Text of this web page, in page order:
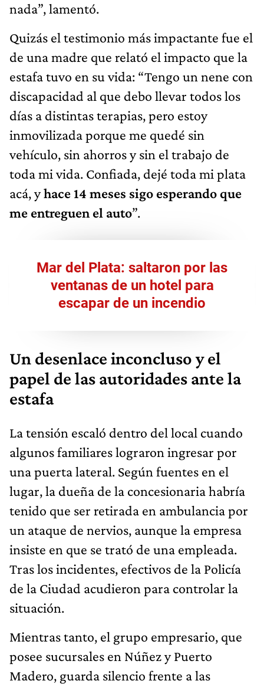
nada”, lamentó.
Quizás el testimonio más impactante fue el
de una madre que relató el impacto que la
estafa tuvo en su vida: “Tengo un nene con
discapacidad al que debo llevar todos los
días a distintas terapias, pero estoy
inmovilizada porque me quedé sin
vehículo, sin ahorros y sin el trabajo de
toda mi vida. Confiada, dejé toda mi plata
acá, yhace 14 meses sigo esperando que
me entreguen el auto”.
Mar del Plata: saltaron por las
ventanas de un hotel para
escapar de un incendio
Un desenlace inconcluso y el
papel de las autoridades ante la
estafa
La tensión escaló dentro del local cuando
algunos familiares lograron ingresar por
una puerta lateral. Según fuentes en el
lugar, la dueña de la concesionaria habría
tenido que ser retirada en ambulancia por
un ataque de nervios, aunque la empresa
insiste en que se trató de una empleada.
Tras los incidentes, efectivos de la Policía
de la Ciudad acudieron para controlar la
situación.
Mientras tanto, el grupo empresario, que
posee sucursales en Núñez y Puerto
Madero, guarda silencio frente a las